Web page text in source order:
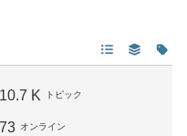
10.7 K トピック
73 オンライン